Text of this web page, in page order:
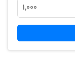
1,000